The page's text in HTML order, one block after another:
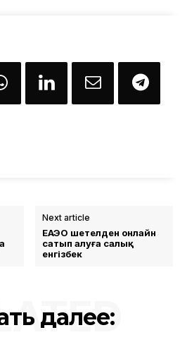
Next article
ЕАЭО шетелден онлайн
сатып алуға салық
енгізбек
далее: